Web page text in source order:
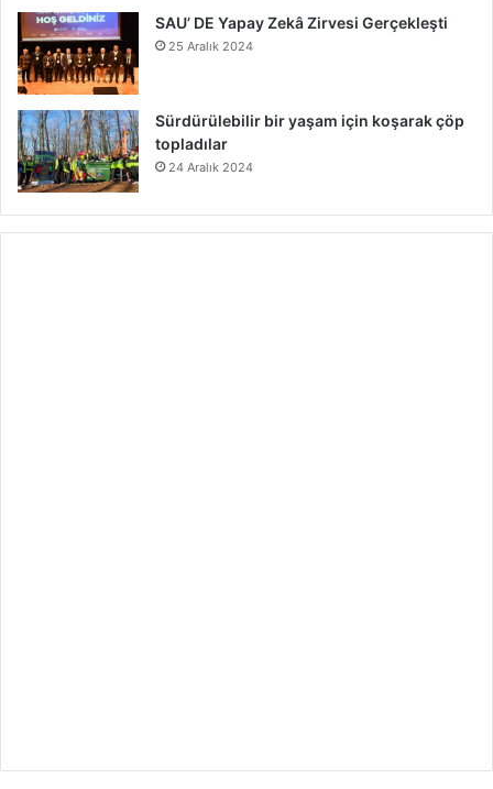
SAU’ DE Yapay Zekâ Zirvesi Gerçekleşti
25 Aralık 2024
Sürdürülebilir bir yaşam için koşarak çöp
topladılar
24 Aralık 2024